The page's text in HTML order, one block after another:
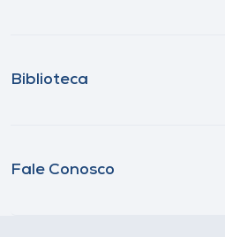
Biblioteca
Fale Conosco